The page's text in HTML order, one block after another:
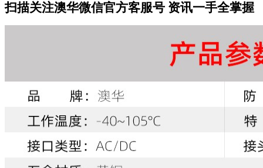
扫描关注澳华微信官方客服号 资讯一手全掌握